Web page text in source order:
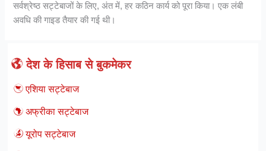
सर्वश्रेष्ठ सट्टेबाजों के लिए, अंत में, हर कठिन कार्य को पूरा किया। एक लंबी
अवधि की गाइड तैयार की गई थी।
देश के हिसाब से बुकमेकर
एशिया सट्टेबाज
अफ्रीका सट्टेबाज
यूरोप सट्टेबाज